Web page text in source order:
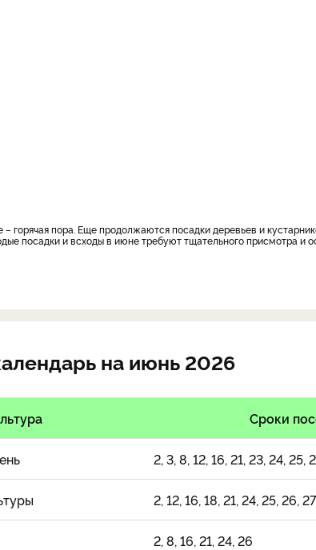
посадки и всходы в июне требуют тщательного присмотра и
на июнь 2026
Сроки
2, 3, 8, 12, 16, 21, 23, 24, 25,
2, 12, 16, 18, 21, 24, 25, 26,
2, 8, 16, 21, 24, 26